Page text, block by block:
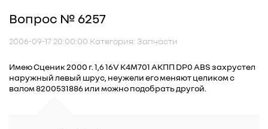
Вопрос № 6257
2006-09-17 20:00:00 Категория: Запчасти
Имею Сценик 2000 г. 1,6 16V K4M701 АКПП DP0 ABS захрустел
наружный левый шрус, неужели его меняют целиком с
валом 8200531886 или можно подобрать другой.